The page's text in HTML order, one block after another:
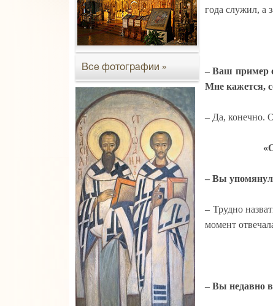
Все фотографии »
года служил, а
– Ваш пример
Мне кажется,
– Да, конечно.
«
– Вы
– Трудно
момент
– Вы недавно